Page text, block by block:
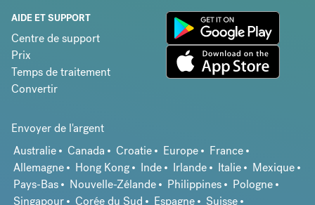
AIDE ET SUPPORT
Centre de support
Prix
Temps de traitement
Convertir
Envoyer de l'argent
Australie
Canada Croatie Europe
France
Allemagne
Hong Kong Inde Irlande Italie
Mexique
Pays-Bas
Nouvelle-Zélande Philippines
Pologne
Singapour
Corée du Sud Espagne
Suisse